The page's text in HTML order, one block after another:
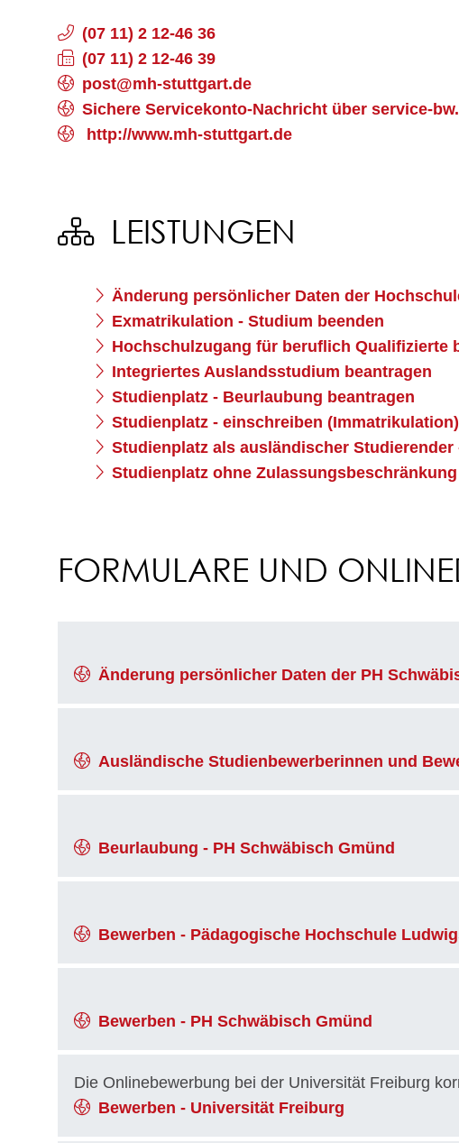
(07 11) 2 12-46 36
(07 11) 2 12-46 39
post@mh-stuttgart.de
Sichere Servicekonto-Nachricht über service-
http://www.mh-stuttgart.de
LEISTUNGEN
Änderung persönlicher Daten der
Exmatrikulation - Studium beenden
Hochschulzugang für beruflich Qualifizierte
Integriertes Auslandsstudium beantragen
Studienplatz - Beurlaubung beantragen
Studienplatz - einschreiben (Immatrikulation)
Studienplatz als ausländischer Studierender
Studienplatz ohne
FORMULARE UND
Änderung persönlicher Daten der PH
Ausländische Studienbewerberinnen und
Beurlaubung - PH Schwäbisch Gmünd
Bewerben - Pädagogische Hochschule
Bewerben - PH Schwäbisch Gmünd
Bewerben - Universität Freiburg
Die Onlinebewerbung bei der Universität Freiburg